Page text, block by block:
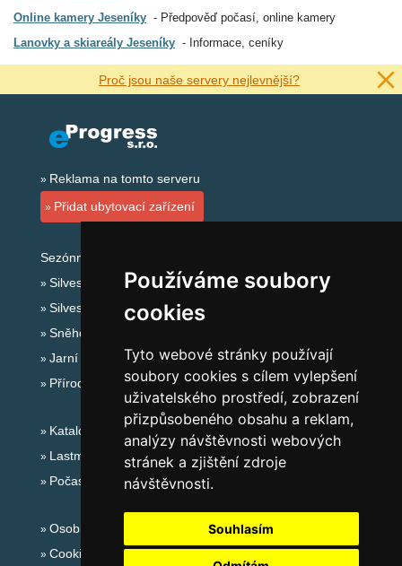
Používáme soubory
cookies
Tyto webové stránky používají
soubory cookies s cílem vylepšení
uživatelského prostředí, zobrazení
přizpůsobeného obsahu a reklam,
analýzy návštěvnosti webových
stránek a zjištění zdroje
návštěvnosti.
Souhlasím
Online kamery Jeseníky
Předpověď počasí, online kamery
Lanovky a skiareály Jeseníky
Informace, ceníky
Proč jsou naše servery nejlevnější?
Reklama na tomto serveru
Přidat ubytovací zařízení
Sezónní odkazy:
Silvester Jeseníky
Silvestr na horách 2025/26
Sněhové zpravodajství
Jarní prázdniny 2027
Přírodní koupaliště
Katalog ubytování Jeseníky
Lastminute Jeseníky
Počasí na horách
Osobní údaje
Cookies